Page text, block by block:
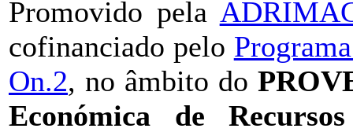
Promovido pela
cofinanciado pelo
On.2, no âmbito do
Económica de